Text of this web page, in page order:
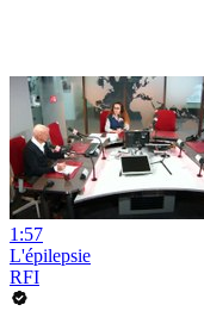
1:57
L'épilepsie
RFI